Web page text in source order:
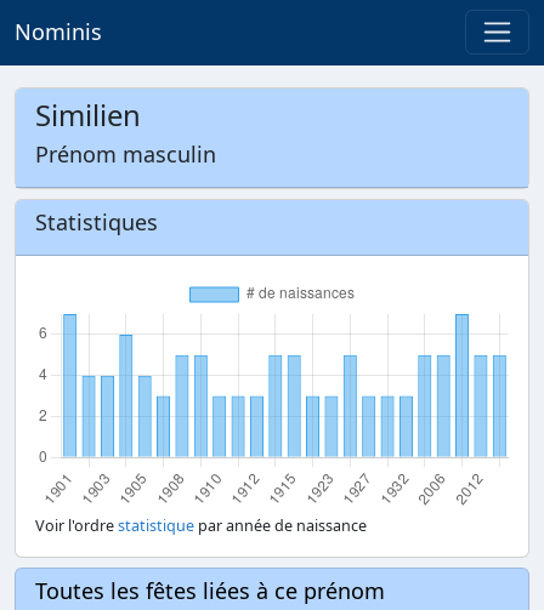
Nominis
Similien
Prénom masculin
Statistiques
Voir l'ordrestatistique par année de naissance
Toutes les fêtes liées à ce prénom